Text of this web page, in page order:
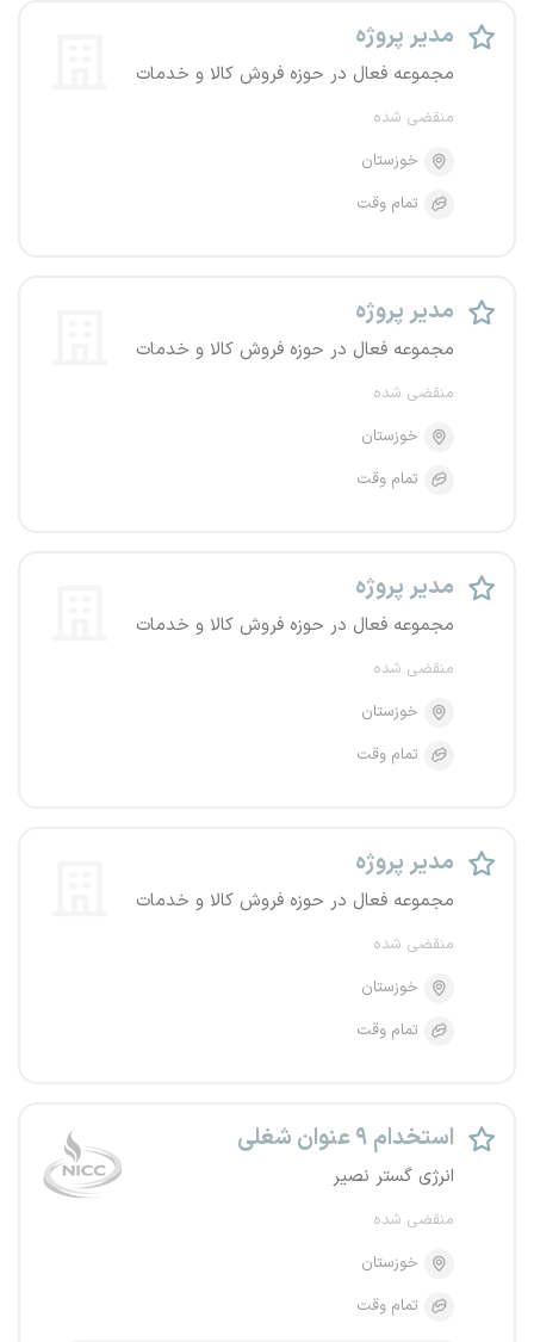
مدیر پروژه
مجموعه فعال در حوزه فروش کالا و خدمات
منقضی شده
خوزستان
تمام وقت
مدیر پروژه
مجموعه فعال در حوزه فروش کالا و خدمات
منقضی شده
خوزستان
تمام وقت
مدیر پروژه
مجموعه فعال در حوزه فروش کالا و خدمات
منقضی شده
خوزستان
تمام وقت
مدیر پروژه
مجموعه فعال در حوزه فروش کالا و خدمات
منقضی شده
خوزستان
تمام وقت
استخدام ۹ عنوان شغلی
انرژی گستر نصیر
منقضی شده
خوزستان
تمام وقت